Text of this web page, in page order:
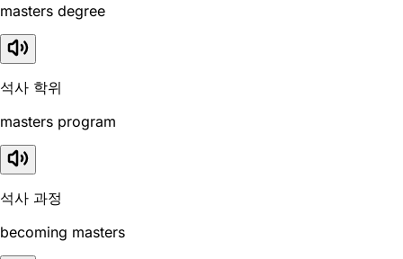
masters degree
석사 학위
masters program
석사 과정
becoming masters